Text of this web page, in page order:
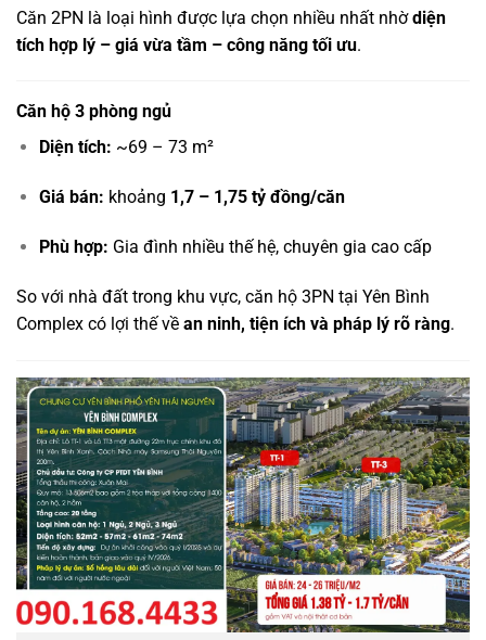
Căn 2PN là loại hình được lựa chọn nhiều nhất nhờdiện
tích hợp lý – giá vừa tầm – công năng tối ưu.
Căn hộ 3 phòng ngủ
Diện tích: ~69 – 73 m²
Giá bán: khoảng 1,7 – 1,75 tỷ đồng/căn
Phù hợp: Gia đình nhiều thế hệ, chuyên gia cao cấp
So với nhà đất trong khu vực, căn hộ 3PN tại Yên Bình
Complex có lợi thế về an ninh, tiện ích và pháp lý rõ ràng.